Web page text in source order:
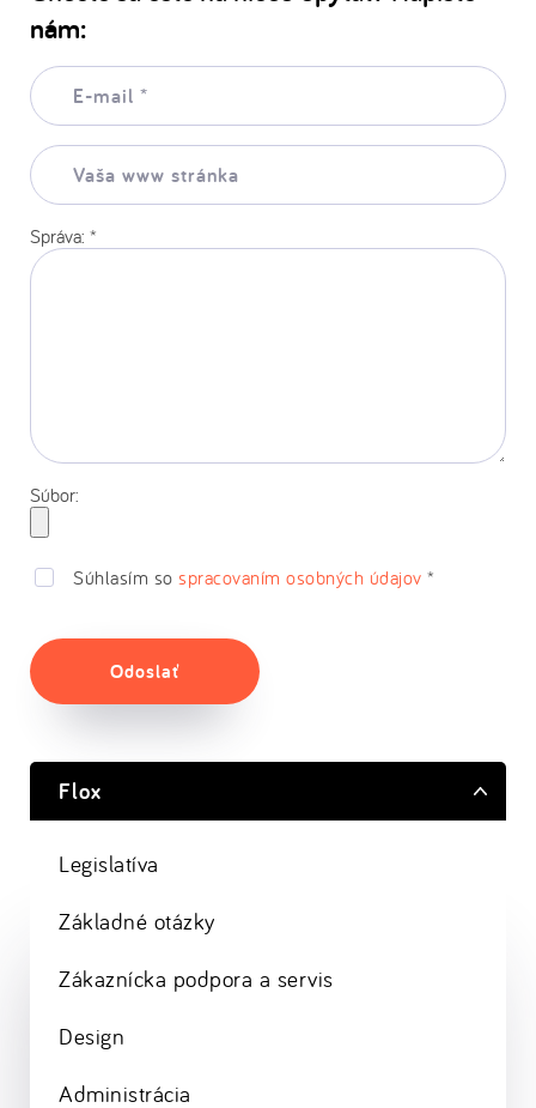
nám:
E-
mail:
Vaša
www
stránka:
Správa: *
Súbor:
Súhlasím so spracovaním osobných údajov *
Odoslať
Flox
Legislatíva
Základné otázky
Zákaznícka podpora a servis
Design
Administrácia